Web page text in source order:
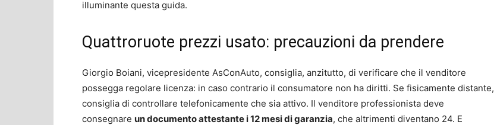
illuminante questa guida.
Quattroruote prezzi usato: precauzioni da prendere
Giorgio Boiani, vicepresidente AsConAuto, consiglia, anzitutto, di verificare che il venditore
possegga regolare licenza: in caso contrario il consumatore non ha diritti. Se fisicamente distante,
consiglia di controllare telefonicamente che sia attivo. Il venditore professionista deve
consegnare un documento attestante i 12 mesi di garanzia, che altrimenti diventano 24. E